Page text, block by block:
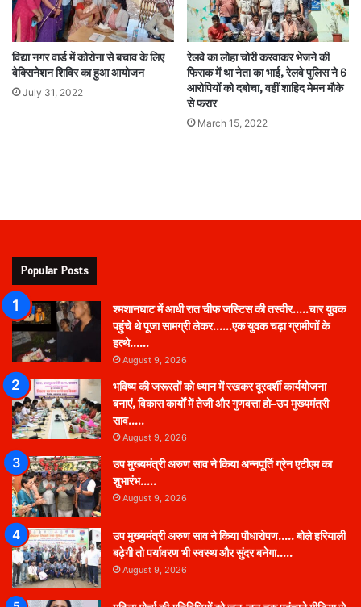
विद्या नगर वार्ड में कोरोना से बचाव के लिए
वेक्सिनेशन शिविर का हुआ आयोजन
July 31, 2022
रेलवे का लोहा चोरी करवाकर भेजने की
फिराक में था नेता का भाई, रेलवे पुलिस ने 6
आरोपियों को दबोचा, वहीं शाहिद मेमन मौके
से फरार
March 15, 2022
Popular Posts
श्मशानघाट में आधी रात चीफ जस्टिस की तस्वीर…..चार युवक
पहुंचे थे पूजा सामग्री लेकर……एक युवक चढ़ा ग्रामीणों के
हत्थे……
August 9, 2026
भविष्य की जरूरतों को ध्यान में रखकर दूरदर्शी कार्ययोजना
बनाएं, विकास कार्यों में तेजी और गुणवत्ता हो–उप मुख्यमंत्री
साव…..
August 9, 2026
उप मुख्यमंत्री अरुण साव ने किया अन्नपूर्ति ग्रेन एटीएम का
शुभारंभ…..
August 9, 2026
उप मुख्यमंत्री अरुण साव ने किया पौधारोपण….. बोले हरियाली
बढ़ेगी तो पर्यावरण भी स्वस्थ और सुंदर बनेगा…..
August 9, 2026